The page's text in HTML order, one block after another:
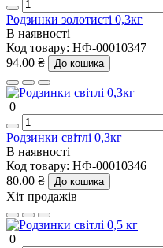
Родзинки золотисті 0,3кг
В наявності
Код товару: НФ-00010347
94.00 ₴
До кошика
0
Родзинки світлі 0,3кг
В наявності
Код товару: НФ-00010346
80.00 ₴
До кошика
Хіт продажів
0